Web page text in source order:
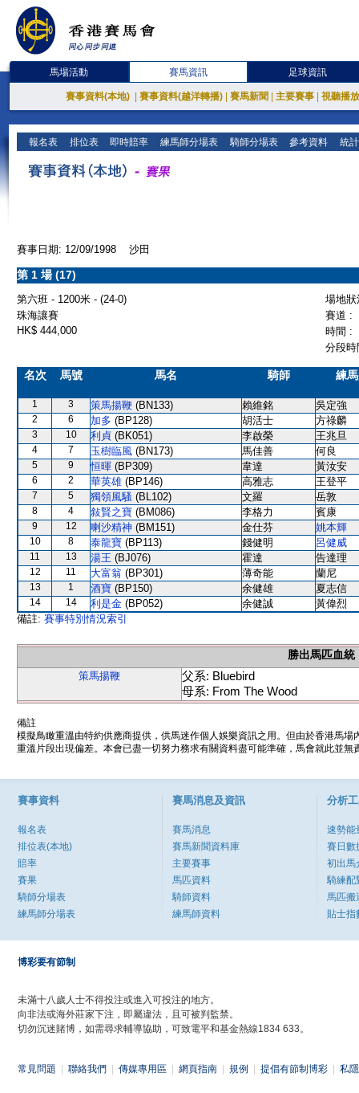
馬場活動 賽馬資訊 足球資訊
賽事資料(本地) 賽事資料(越洋轉播) 賽馬新聞 主要賽事 視聽播
報名表 排位表 即時賠率 練馬師分場表 騎師分場表 參考資料 統
賽事日期: 12/09/1998 沙田
第 1 場 (17)
第六班 - 1200米 - (24-0)
場地
珠海讓賽
賽道 :
HK$ 444,000
時間 :
分段
名次 馬號 馬名 騎師 練
1 3 策馬揚鞭 (BN133) 賴維銘 吳定強
2 6 加多 (BP128) 胡活士 方祿麟
3 10 利貞 (BK051) 李啟榮 王兆旦
4 7 玉樹臨風 (BN173) 馬佳善 何良
5 9 恒暉 (BP309) 韋達 黃汝安
6 2 華英雄 (BP146) 高雅志 王登平
7 5 獨領風騷 (BL102) 文羅 岳敦
8 4 敍賢之寶 (BM086) 李格力 賓康
9 12 喇沙精神 (BM151) 金仕芬 姚本輝
10 8 泰龍寶 (BP113) 錢健明 呂健威
11 13 湯王 (BJ076) 霍達 告達理
12 11 大富翁 (BP301) 薄奇能 蘭尼
13 1 酒寶 (BP150) 余健雄 夏志信
14 14 利是金 (BP052) 余健誠
黃偉烈
備註: 賽事特別情況索引
勝出馬匹血統
策馬揚鞭
父系: Bluebird
母系: From The Wood
備註
模擬鳥瞰重溫由特約供應商提供，供馬迷作個人娛樂資訊之用。但由於香港馬
重溫片段出現偏差。本會已盡一切努力務求有關資料盡可能準確，馬會就此並
賽事資料
報名表
排位表(本地)
賠率
賽果
騎師分場表
練馬師分場表
賽馬消息及資訊
賽馬消息
賽馬新聞資料庫
主要賽事
馬匹資料
騎師資料
練馬師資料
分析
速勢能
賽日數
初出馬
騎練配
馬匹搬
貼士指
博彩要有節制
未滿十八歲人士不得投注或進入可投注的地方。
向非法或海外莊家下注，即屬違法，且可被判監禁。
切勿沉迷賭博，如需尋求輔導協助，可致電平和基金熱線1834 633。
常見問題 聯絡我們 傳媒專用區 網頁指南 規例 提倡有節制博彩 私